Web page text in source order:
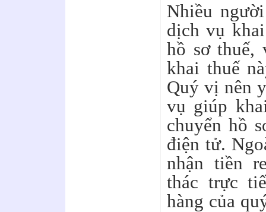
Nhiều
dịch vụ
hồ sơ thuế,
khai thuế
Quý vị nên
vụ giúp
chuyển hồ
điện tử.
nhận tiền
thác trực
hàng của